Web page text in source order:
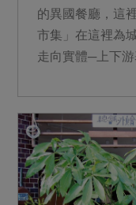
的異國餐廳，這
市集」在這裡為
走向實體─上下